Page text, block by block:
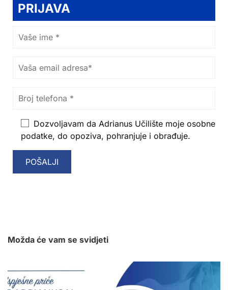
PRIJAVA
Dozvoljavam da Adrianus Učilište moje osobne
podatke, do opoziva, pohranjuje i obrađuje.
Možda će vam se svidjeti